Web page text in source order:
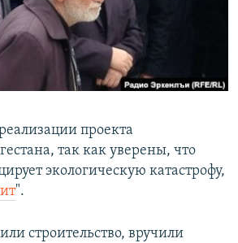
проекта
так как уверены, что
экологическую катастрофу,
".
строительство, вручили